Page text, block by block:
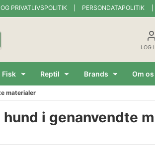
PRIVATLIVSPOLITIK PERSONDATAPOLITIK
LOG
Fisk Reptil Brands Om os
materialer
hund i genanvendte